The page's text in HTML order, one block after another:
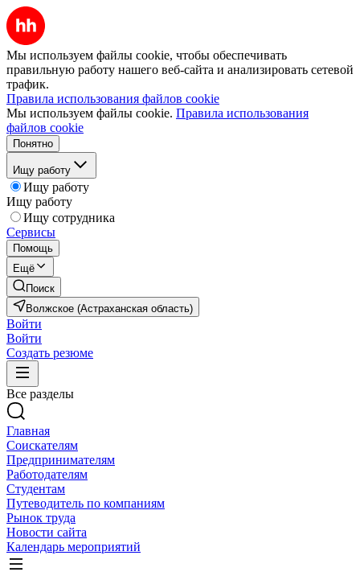
Мы используем файлы cookie, чтобы обеспечивать
правильную работу нашего веб-сайта и анализировать сетевой
трафик.
Правила использования файлов cookie
Мы используем файлы cookie. Правила использования
файлов cookie
Понятно
Ищу работу
Ищу работу
Ищу работу
Ищу сотрудника
Сервисы
Помощь
Ещё
Поиск
Волжское (Астраханская область)
Войти
Войти
Создать резюме
Все разделы
Главная
Соискателям
Предпринимателям
Работодателям
Студентам
Путеводитель по компаниям
Рынок труда
Новости сайта
Календарь мероприятий